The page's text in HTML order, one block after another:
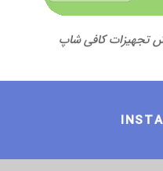
تجهیزات کافی شاپ